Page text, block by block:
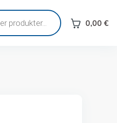
0,00 €